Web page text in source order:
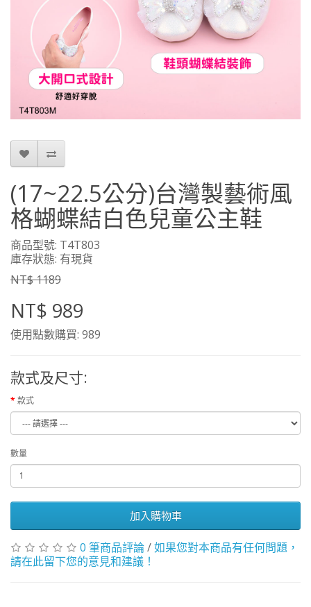
(17~22.5公分)台灣製藝術風
格蝴蝶結白色兒童公主鞋
商品型號: T4T803
庫存狀態: 有現貨
NT$ 1189
NT$ 989
使用點數購買: 989
款式及尺寸:
款式
數量
加入購物車
0 筆商品評論/如果您對本商品有任何問題，
請在此留下您的意見和建議！